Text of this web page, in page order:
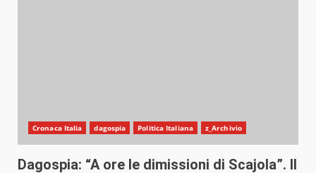
Cronaca Italia dagospia Politica Italiana z_Archivio
Dagospia: “A ore le dimissioni di Scajola”. Il